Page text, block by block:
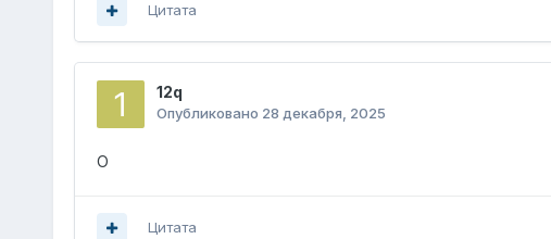
Цитата
12q
Опубликовано 28 декабря, 2025
О
Цитата